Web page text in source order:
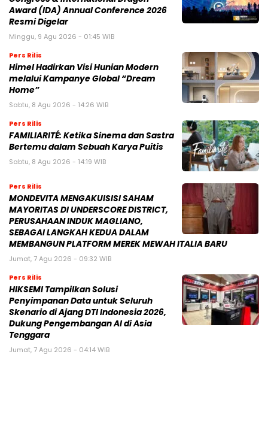
Award (IDA) Annual Conference 2026
Resmi Digelar
Minggu, 9 Agu 2026 - 01:45 WIB
Pers Rilis
Himel Hadirkan Visi Hunian Modern
melalui Kampanye Global “Dream
Home”
Sabtu, 8 Agu 2026 - 14:26 WIB
Pers Rilis
FAMILIARITÉ: Ketika Sinema dan Sastra
Bertemu dalam Sebuah Karya Puitis
Sabtu, 8 Agu 2026 - 14:19 WIB
Pers Rilis
MONDEVITA MENGAKUISISI SAHAM
MAYORITAS DI UNDERSCORE DISTRICT,
PERUSAHAAN INDUK MAGLIANO,
SEBAGAI LANGKAH KEDUA DALAM
MEMBANGUN PLATFORM MEREK MEWAH ITALIA BARU
Jumat, 7 Agu 2026 - 09:32 WIB
Pers Rilis
HIKSEMI Tampilkan Solusi
Penyimpanan Data untuk Seluruh
Skenario di Ajang DTI Indonesia 2026,
Dukung Pengembangan AI di Asia
Tenggara
Jumat, 7 Agu 2026 - 04:14 WIB